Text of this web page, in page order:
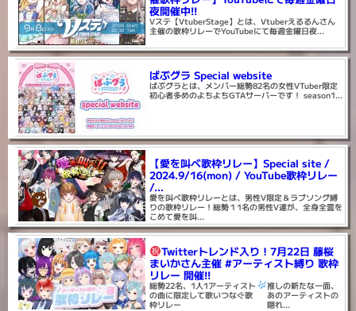
夜開催中!!
Vステ【VtuberStage】とは、Vtuberえるるんさん
主催の歌枠リレーでYouTubeにて毎週金曜日夜...
ばぶグラ Special website
ばぶグラとは、メンバー総勢82名の女性VTuber限定
初心者多めのよちよちGTAサーバーです！ season1...
【愛を叫べ歌枠リレー】Special site /
2024.9/16(mon) / YouTube歌枠リレー
/...
愛を叫べ歌枠リレーとは、男性V限定＆ラブソング縛
りの歌枠リレー！総勢１1名の男性V達が、全身全霊を
こめて愛を叫...
Twitterトレンド入り！7月22日 藤桜
まいかさん主催 #アーティスト縛り 歌枠
リレー 開催!!
総勢22名、1人1アーティスト
の曲に限定して歌いつなぐ歌
枠リレー
推しの新たな一面、
あのアーティストの
隠れ...